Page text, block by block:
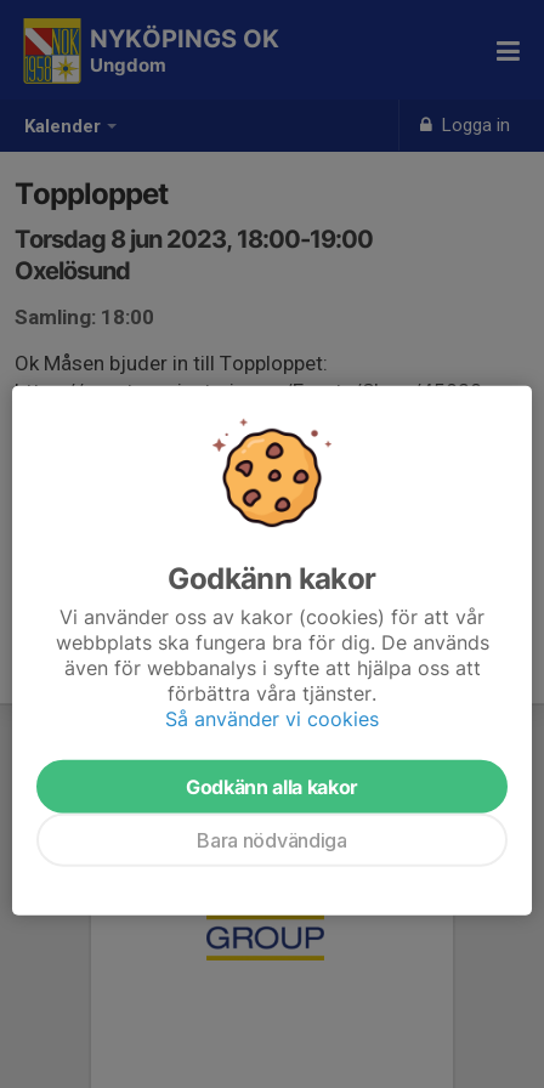
Kalender Logga in
NYKÖPINGS OK
Ungdom
Topploppet
Torsdag 8 jun 2023, 18:00-19:00
Oxelösund
Samling: 18:00
Ok Måsen bjuder in till Topploppet:
https://eventor.orientering.se/Events/Show/45828
Godkänn kakor
Vi använder oss av kakor (cookies) för att vår
webbplats ska fungera bra för dig. De används
även för webbanalys i syfte att hjälpa oss att
förbättra våra tjänster.
Så använder vi cookies
Godkänn alla kakor
Bara nödvändiga